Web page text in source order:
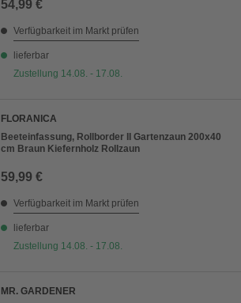
54,99 €
Verfügbarkeit im Markt prüfen
lieferbar
Zustellung 14.08. - 17.08.
FLORANICA
Beeteinfassung, Rollborder II Gartenzaun 200x40
cm Braun Kiefernholz Rollzaun
59,99 €
Verfügbarkeit im Markt prüfen
lieferbar
Zustellung 14.08. - 17.08.
MR. GARDENER